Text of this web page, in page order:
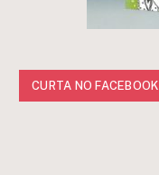
CURTA NO FACEBOOK